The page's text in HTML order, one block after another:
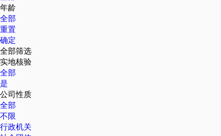
年龄
全部
重置
确定
全部筛选
实地核验
全部
是
公司性质
全部
不限
行政机关